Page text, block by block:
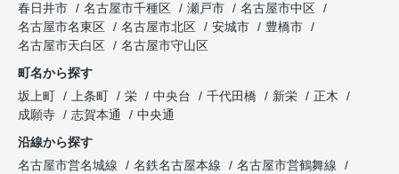
春日井市
名古屋市千種区 瀬戸市
名古屋市中区
名古屋市名東区
名古屋市北区 安城市
豊橋市
名古屋市天白区
名古屋市守山区
町名から探す
坂上町
上条町 栄 中央台 千代田橋 新栄
正木
成願寺
志賀本通
中央通
沿線から探す
名古屋市営名城線
名鉄名古屋本線
名古屋市営鶴舞線